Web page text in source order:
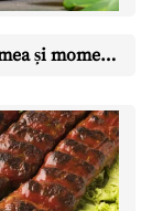
Burgerul de casă perfect: carnea, grosimea și momentul în care îl întorci